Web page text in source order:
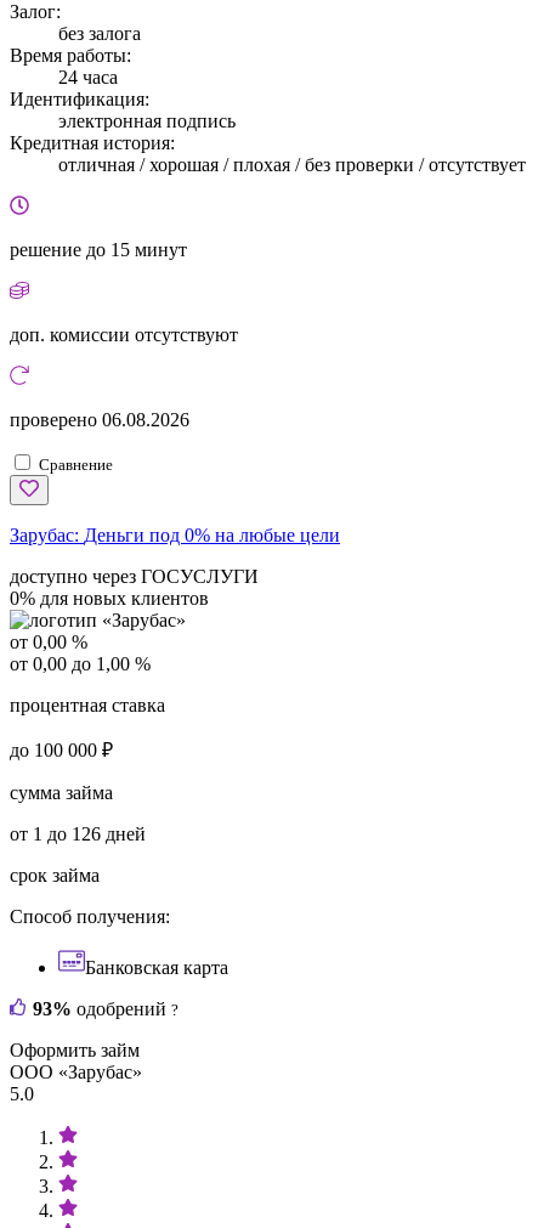
Залог:
без залога
Время работы:
24 часа
Идентификация:
электронная подпись
Кредитная история:
отличная / хорошая / плохая / без проверки / отсутствует
решение до 15 минут
доп. комиссии отсутствуют
проверено 06.08.2026
Сравнение
Зарубас: Деньги под 0% на любые цели
доступно через ГОСУСЛУГИ
0% для новых клиентов
от 0,00 %
от 0,00 до 1,00 %
процентная ставка
до 100 000 ₽
сумма займа
от 1 до 126 дней
срок займа
Способ получения:
Банковская карта
93% одобрений ?
Оформить займ
ООО «Зарубас»
5.0